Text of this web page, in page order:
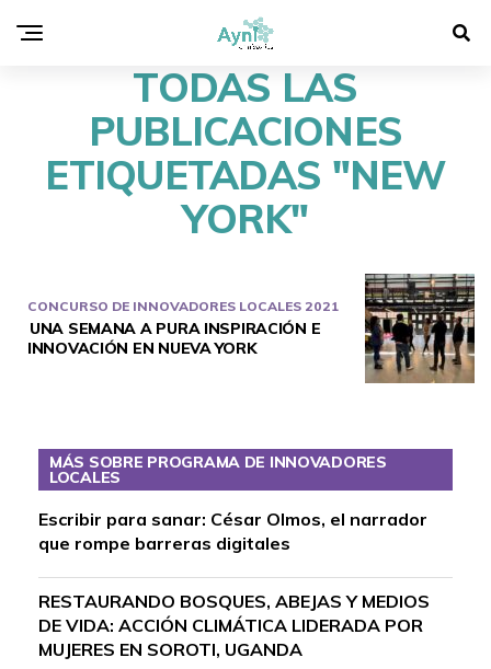
TODAS LAS
PUBLICACIONES
ETIQUETADAS "NEW
YORK"
CONCURSO DE INNOVADORES LOCALES 2021
UNA SEMANA A PURA INSPIRACIÓN E
INNOVACIÓN EN NUEVA YORK
MÁS SOBRE PROGRAMA DE INNOVADORES
LOCALES
Escribir para sanar: César Olmos, el narrador
que rompe barreras digitales
RESTAURANDO BOSQUES, ABEJAS Y MEDIOS
DE VIDA: ACCIÓN CLIMÁTICA LIDERADA POR
MUJERES EN SOROTI, UGANDA